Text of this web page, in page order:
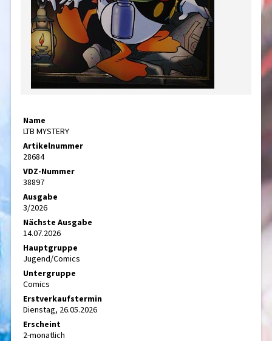
Name
LTB MYSTERY
Artikelnummer
28684
VDZ-Nummer
38897
Ausgabe
3/2026
Nächste Ausgabe
14.07.2026
Hauptgruppe
Jugend/Comics
Untergruppe
Comics
Erstverkaufstermin
Dienstag, 26.05.2026
Erscheint
2-monatlich